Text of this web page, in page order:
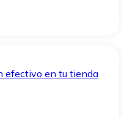
efectivo en tu tienda